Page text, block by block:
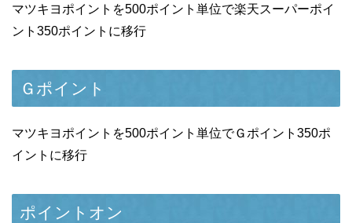
マツキヨポイントを500ポイント単位で楽天スーパーポイ
ント350ポイントに移行
Ｇポイント
マツキヨポイントを500ポイント単位でＧポイント350ポ
イントに移行
ポイントオン